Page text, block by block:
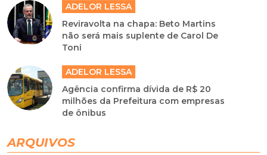
ADELOR LESSA
Reviravolta na chapa: Beto Martins
não será mais suplente de Carol De
Toni
ADELOR LESSA
Agência confirma dívida de R$ 20
milhões da Prefeitura com empresas
de ônibus
ARQUIVOS